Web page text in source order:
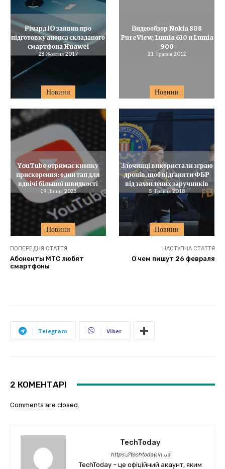
Новини
Річард Ю заявив про
підготовку анонса складаного
смартфона Huawei
23 Жовтня 2017
Новини
Видеообзор Nokia 808
PureView, Lumia 610 и Lumia
900
21 Травня 2012
Новини
YouTube отримає кнопку
прискорення: один тап для
вдвічі більшої швидкості
19 Липня 2023
Новини
Злочинці використали зграю
дронів, щоб відганяти ФБР
від захоплених заручників
5 Травня 2018
ПОПЕРЕДНЯ СТАТТЯ
Абоненты МТС любят
смартфоны
НАСТУПНА СТАТТЯ
О чем пишут 26 февраля
Telegram Viber
2 КОМЕНТАРІ
Comments are closed.
TechToday
https://techtoday.in.ua
TechToday – це офіційний акаунт, яким